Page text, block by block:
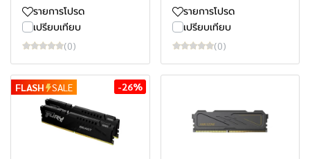
รายการโปรด
เปรียบเทียบ
(0)
รายการโปรด
เปรียบเทียบ
(0)
FLASH SALE -26%